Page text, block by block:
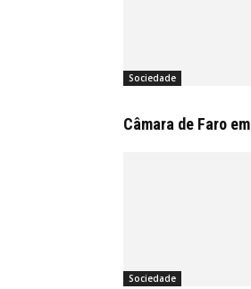
Sociedade
Câmara de Faro
Sociedade